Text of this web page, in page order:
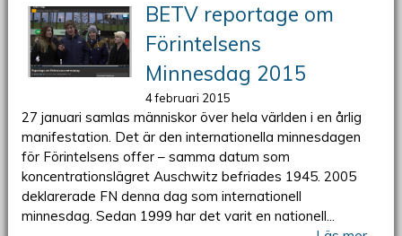
BETV reportage om
Förintelsens
Minnesdag 2015
4 februari 2015
27 januari samlas människor över hela världen i en årlig
manifestation. Det är den internationella minnesdagen
för Förintelsens offer – samma datum som
koncentrationslägret Auschwitz befriades 1945. 2005
deklarerade FN denna dag som internationell
minnesdag. Sedan 1999 har det varit en nationell...